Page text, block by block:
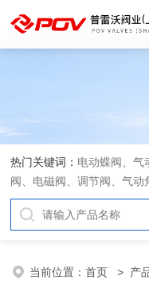
热门关键词： 电动蝶阀、气
阀、电磁阀、调节阀、气动
当前位置：首页 > 产